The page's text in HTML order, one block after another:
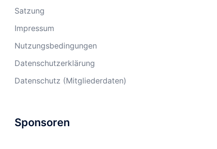
Satzung
Impressum
Nutzungsbedingungen
Datenschutzerklärung
Datenschutz (Mitgliederdaten)
Sponsoren